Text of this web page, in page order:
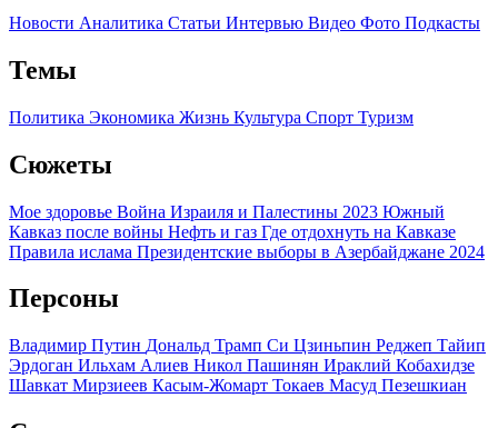
Новости Аналитика Статьи Интервью Видео Фото Подкасты
Темы
Политика Экономика Жизнь Культура Спорт Туризм
Сюжеты
Мое здоровье Война Израиля и Палестины 2023 Южный
Кавказ после войны Нефть и газ Где отдохнуть на Кавказе
Правила ислама Президентские выборы в Азербайджане 2024
Персоны
Владимир Путин Дональд Трамп Си Цзиньпин Реджеп Тайип
Эрдоган Ильхам Алиев Никол Пашинян Ираклий Кобахидзе
Шавкат Мирзиеев Касым-Жомарт Токаев Масуд Пезешкиан